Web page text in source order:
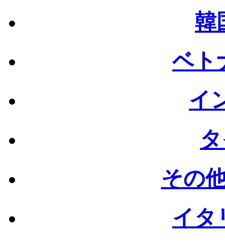
韓
ベト
イ
その
イタ